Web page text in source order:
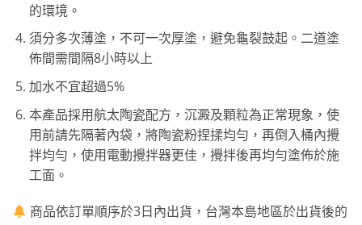
的環境。
須分多次薄塗，不可一次厚塗，避免龜裂鼓起。二道塗
佈間需間隔8小時以上
加水不宜超過5%
本產品採用航太陶瓷配方，沉澱及顆粒為正常現象，使
用前請先隔著內袋，將陶瓷粉捏揉均勻，再倒入桶內攪
拌均勻，使用電動攪拌器更佳，攪拌後再均勻塗佈於施
工面。
商品依訂單順序於3日內出貨，台灣本島地區於出貨後的